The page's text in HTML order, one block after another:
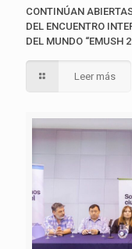
CONTINÚAN
DEL ENCUENTRO
DEL MUNDO “EMUSH
Leer más